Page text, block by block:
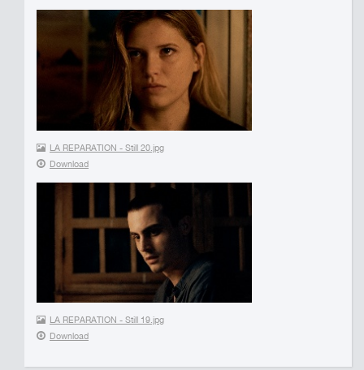
LA REPARATION - Still 20.jpg
Download
LA REPARATION - Still 19.jpg
Download